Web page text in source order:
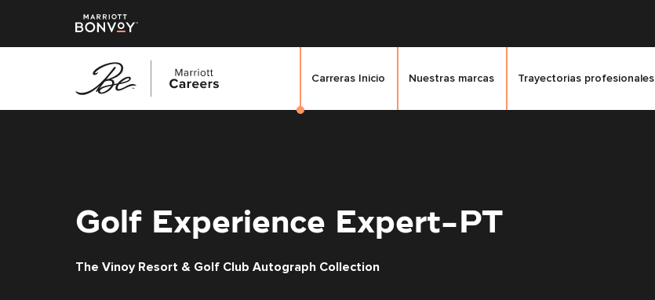
Carreras Inicio Nuestras marcas Trayectorias profesionales
Golf Experience Expert-PT
The Vinoy Resort & Golf Club Autograph Collection